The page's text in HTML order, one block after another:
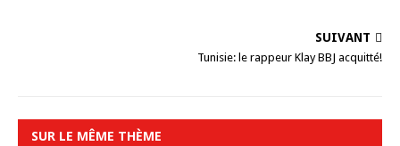
SUIVANT
Tunisie: le rappeur Klay BBJ acquitté!
SUR LE MÊME THÈME